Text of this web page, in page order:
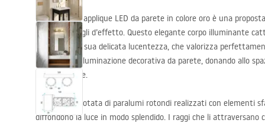
L’eccezionale applique LED da parete in colore oro è una
lusso e dettagli d’effetto. Questo elegante corpo illuminante
raffinata e la sua delicata lucentezza, che valorizza
ideale come illuminazione decorativa da parete, donando allo
tocco di classe.
L’applique è dotata di paralumi rotondi realizzati con elementi
diffondono la luce in modo splendido. I raggi che li attraversano